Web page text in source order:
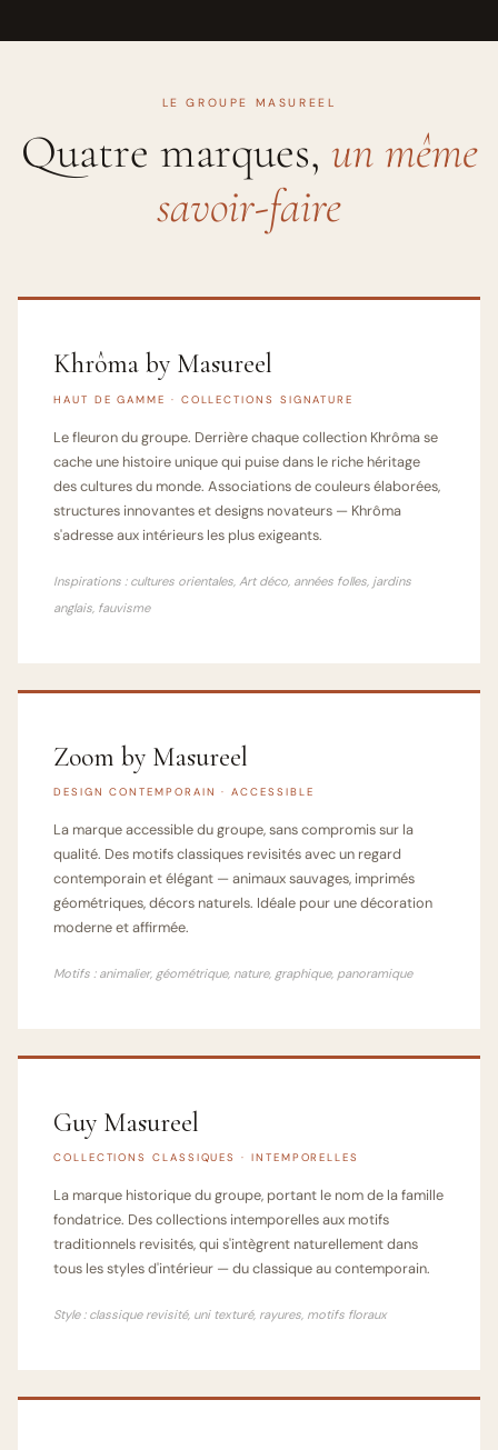
LE GROUPE MASUREEL
Quatre marques, un même
savoir-faire
Khrôma by Masureel
HAUT DE GAMME · COLLECTIONS SIGNATURE
Le fleuron du groupe. Derrière chaque collection Khrôma se
cache une histoire unique qui puise dans le riche héritage
des cultures du monde. Associations de couleurs élaborées,
structures innovantes et designs novateurs — Khrôma
s'adresse aux intérieurs les plus exigeants.
Inspirations : cultures orientales, Art déco, années folles, jardins
anglais, fauvisme
Zoom by Masureel
DESIGN CONTEMPORAIN · ACCESSIBLE
La marque accessible du groupe, sans compromis sur la
qualité. Des motifs classiques revisités avec un regard
contemporain et élégant — animaux sauvages, imprimés
géométriques, décors naturels. Idéale pour une décoration
moderne et affirmée.
Motifs : animalier, géométrique, nature, graphique, panoramique
Guy Masureel
COLLECTIONS CLASSIQUES · INTEMPORELLES
La marque historique du groupe, portant le nom de la famille
fondatrice. Des collections intemporelles aux motifs
traditionnels revisités, qui s'intègrent naturellement dans
tous les styles d'intérieur — du classique au contemporain.
Style : classique revisité, uni texturé, rayures, motifs floraux